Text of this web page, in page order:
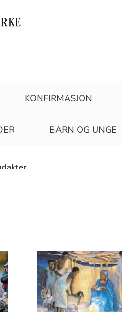
KONFIRMASJON
BARN OG UNGE